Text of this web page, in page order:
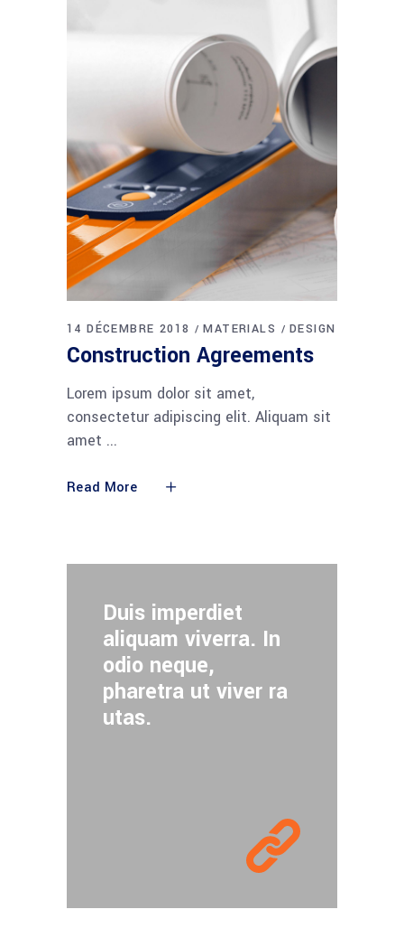
14 DÉCEMBRE 2018 MATERIALS DESIGN
Construction Agreements
Lorem ipsum dolor sit amet,
consectetur adipiscing elit. Aliquam sit
amet
Read More
Duis imperdiet
aliquam viverra. In
odio neque,
pharetra ut viver ra
utas.